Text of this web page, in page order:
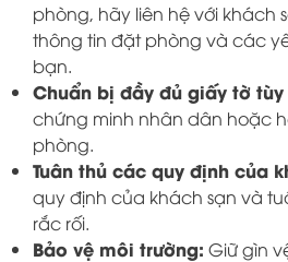
phòng, hãy liên hệ với khách
thông tin đặt phòng và các
bạn.
Chuẩn bị đầy đủ giấy tờ tùy
chứng minh nhân dân hoặc
phòng.
Tuân thủ các quy định của
quy định của khách sạn và
rắc rối.
Bảo vệ môi trường: Giữ gìn